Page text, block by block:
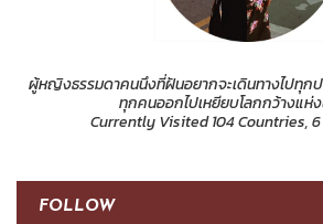
ผู้หญิงธรรมดาคนนึงที่ฝันอยากจะเดินทางไปทุกป
ทุกคนออกไปเหยียบโลกกว้างแห่
Currently Visited 104 Countries,
FOLLOW